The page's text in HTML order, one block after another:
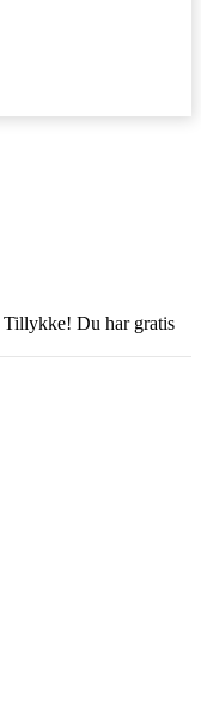
Tillykke! Du har gratis